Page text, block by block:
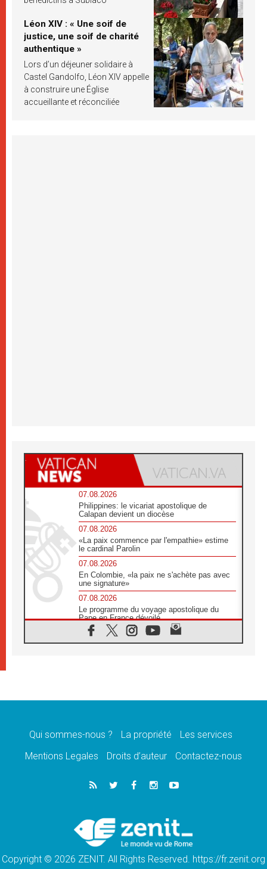
Léon XIV : « Une soif de
justice, une soif de charité
authentique »
Lors d’un déjeuner solidaire à
Castel Gandolfo, Léon XIV appelle
à construire une Église
accueillante et réconciliée
07.08.2026
Philippines: le vicariat apostolique de
Calapan devient un diocèse
07.08.2026
«La paix commence par l'empathie» estime
le cardinal Parolin
07.08.2026
En Colombie, «la paix ne s'achète pas avec
une signature»
07.08.2026
Le programme du voyage apostolique du
Pape en France dévoilé
07.08.2026
1ère Conférence continentale sur l'éducation
07.08.2026
07.08.2026
lancement des «dix jours de prière pour la
paix»
06.08.2026
Préparatifs des JMJ 2027 à Séoul: «c'est
Chrétiens et confucéens: respect et sagesse
pour relever les «défis urgents»
Qui sommes-nous ? La propriété
Les services
Mentions Legales
Droits d’auteur Contactez-nous
Copyright © 2026 ZENIT. All Rights Reserved. https://fr.zenit.org